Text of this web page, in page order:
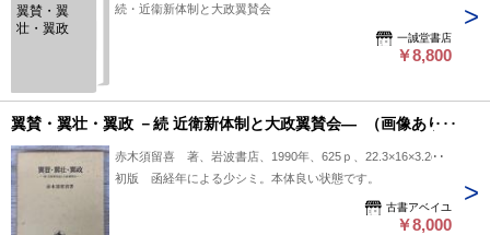
翼賛・翼
壮・翼政
続・近衞新体制と大政翼賛会
一誠堂書店
￥8,800
翼賛・翼壮・翼政 －続 近衛新体制と大政翼賛会― （画像あり）
赤木須留喜 著、岩波書店、1990年、625ｐ、22.3×16×3.2cm
初版 函経年による少シミ。本体良い状態です。
古書アベイユ
￥8,000